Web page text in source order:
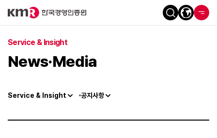
Service & Insight
News·Media
Service & Insight 공지사항